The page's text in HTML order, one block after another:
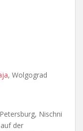
, Wolgograd
Nischni
der